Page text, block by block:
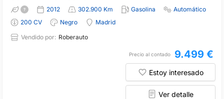
2012 302.900 Km Gasolina
Automático
200 CV
Negro
Madrid
Vendido por: Roberauto
Precio al contado 9.499 €
Estoy interesado
Ver detalle